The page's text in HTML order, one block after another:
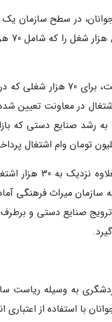
در سطح سازمان
نامور مطلق افزود که در این طرح که
در معاونت تعیین شده
رشد صنایع دستی که
معاون صنایع دستی و
میراث فرهنگی
ترویج صنایع دستی و
به وسیله ریاست
با استفاده از اعتباری